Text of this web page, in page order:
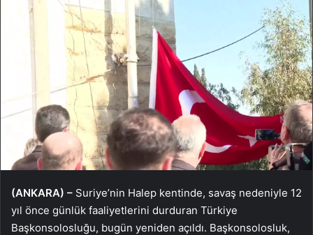
(ANKARA) – Suriye’nin Halep kentinde, savaş nedeniyle 12
yıl önce günlük faaliyetlerini durduran Türkiye
Başkonsolosluğu, bugün yeniden açıldı. Başkonsolosluk,